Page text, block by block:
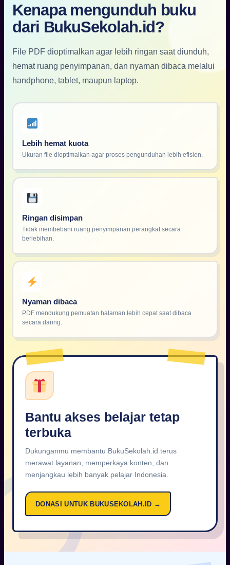
Kenapa mengunduh buku
dari BukuSekolah.id?
File PDF dioptimalkan agar lebih ringan saat diunduh,
hemat ruang penyimpanan, dan nyaman dibaca melalui
handphone, tablet, maupun laptop.
Lebih hemat kuota
Ukuran file dioptimalkan agar proses pengunduhan lebih efisien.
Ringan disimpan
Tidak membebani ruang penyimpanan perangkat secara
berlebihan.
Nyaman dibaca
PDF mendukung pemuatan halaman lebih cepat saat dibaca
secara daring.
Bantu akses belajar tetap
terbuka
Dukunganmu membantu BukuSekolah.id terus
merawat layanan, memperkaya konten, dan
menjangkau lebih banyak pelajar Indonesia.
DONASI UNTUK BUKUSEKOLAH.ID →